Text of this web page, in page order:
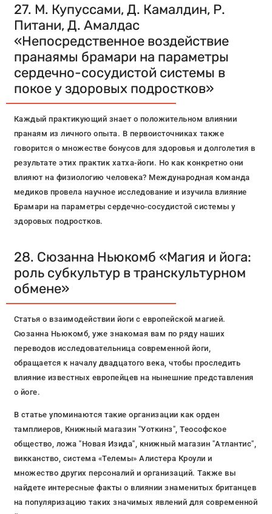
27. М. Купуссами, Д. Камалдин, Р.
Питани, Д. Амалдас
«Непосредственное воздействие
пранаямы брамари на параметры
сердечно-сосудистой системы в
покое у здоровых подростков»
Каждый практикующий знает о положительном влиянии
пранаям из личного опыта. В первоисточниках также
говорится о множестве бонусов для здоровья и долголетия в
результате этих практик хатха-йоги. Но как конкретно они
влияют на физиологию человека? Международная команда
медиков провела научное исследование и изучила влияние
Брамари на параметры сердечно-сосудистой системы у
здоровых подростков.
28. Сюзанна Ньюкомб «Магия и йога:
роль субкультур в транскультурном
обмене»
Статья о взаимодействии йоги с европейской магией.
Сюзанна Ньюкомб, уже знакомая вам по ряду наших
переводов исследовательница современной йоги,
обращается к началу двадцатого века, чтобы проследить
влияние известных европейцев на нынешние представления
о йоге.
В статье упоминаются такие организации как орден
тамплиеров, Книжный магазин "Уоткинз", Теософское
общество, ложа "Новая Изида", книжный магазин "Атлантис",
викканство, система «Телемы» Алистера Кроули и
множество других персоналий и организаций. Также вы
найдете интересные факты о влиянии знаменитых британцев
на популяризацию таких значимых явлений для современной